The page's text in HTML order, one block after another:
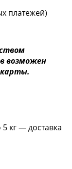
платежей)
возможен
карты.
кг — доставка